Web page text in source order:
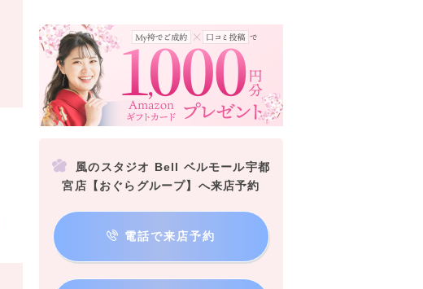
風のスタジオ Bell ベルモール宇都
宮店【おぐらグループ】へ来店予約
電話で来店予約